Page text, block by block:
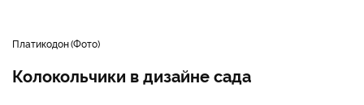
Платикодон Фото
Колокольчики в дизайне сада